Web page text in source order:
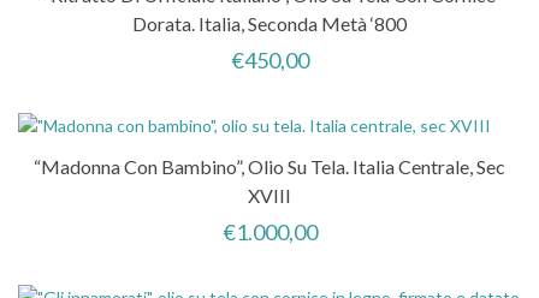
Dorata. Italia, Seconda Metà ‘800
€450,00
“Madonna Con Bambino”, Olio Su Tela. Italia Centrale, Sec
XVIII
€1.000,00